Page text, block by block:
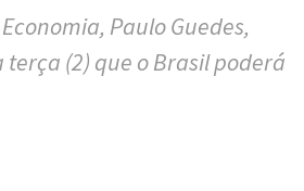
Paulo Guedes,
(2) que o Brasil poderá